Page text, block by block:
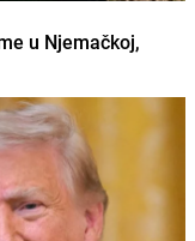
u Njemačkoj,